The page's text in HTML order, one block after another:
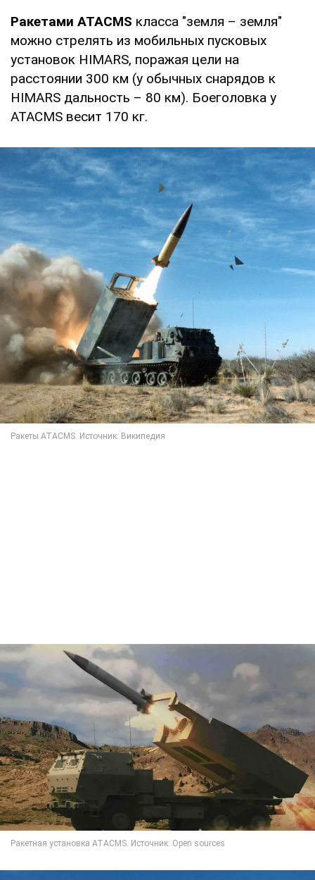
Ракетами ATACMS класса "земля – земля"
можно стрелять из мобильных пусковых
установок HIMARS, поражая цели на
расстоянии 300 км (у обычных снарядов к
HIMARS дальность – 80 км). Боеголовка у
ATACMS весит 170 кг.